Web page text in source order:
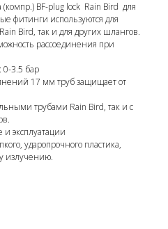
BF-plug lock Rain Bird для
фитинги используются для
Bird, так и для других шлангов.
рассоединения при
0-3.5 бар
17 мм труб защищает от
трубами Rain Bird, так и с
и эксплуатации
ударопрочного пластика,
излучению.